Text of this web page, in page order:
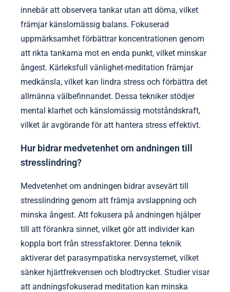
innebär att observera tankar utan att döma, vilket
främjar känslomässig balans. Fokuserad
uppmärksamhet förbättrar koncentrationen genom
att rikta tankarna mot en enda punkt, vilket minskar
ångest. Kärleksfull vänlighet-meditation främjar
medkänsla, vilket kan lindra stress och förbättra det
allmänna välbefinnandet. Dessa tekniker stödjer
mental klarhet och känslomässig motståndskraft,
vilket är avgörande för att hantera stress effektivt.
Hur bidrar medvetenhet om andningen till
stresslindring?
Medvetenhet om andningen bidrar avsevärt till
stresslindring genom att främja avslappning och
minska ångest. Att fokusera på andningen hjälper
till att förankra sinnet, vilket gör att individer kan
koppla bort från stressfaktorer. Denna teknik
aktiverar det parasympatiska nervsystemet, vilket
sänker hjärtfrekvensen och blodtrycket. Studier visar
att andningsfokuserad meditation kan minska